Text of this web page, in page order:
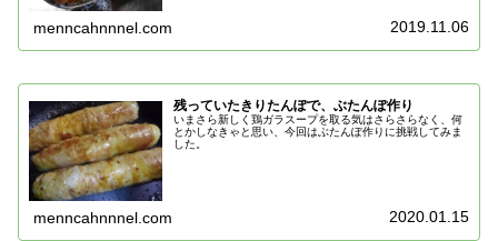
menncahnnnel.com 2019.11.06
残っていたきりたんぽで、ぶたんぽ作り
いまさら新しく鶏ガラスープを取る気はさらさらなく、何
とかしなきゃと思い、今回はぶたんぽ作りに挑戦してみま
した。
menncahnnnel.com 2020.01.15